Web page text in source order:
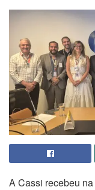
A Cassi recebeu na